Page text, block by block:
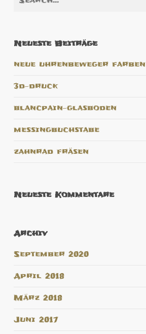
Neueste Beiträge
neue uhrenbeweger farben
3d-druck
blancpain-glasboden
messingbuchstabe
zahnrad fräsen
Neueste Kommentare
Archiv
September 2020
April 2018
März 2018
Juni 2017